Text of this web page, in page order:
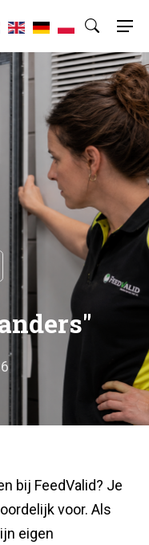
bij FeedValid? Je
voor. Als
eigen